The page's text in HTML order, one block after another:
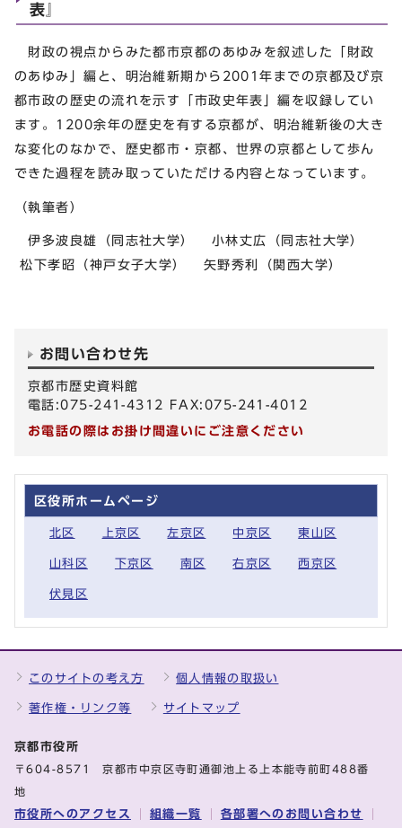
表』
財政の視点からみた都市京都のあゆみを叙述した「財政
のあゆみ」編と、明治維新期から2001年までの京都及び京
都市政の歴史の流れを示す「市政史年表」編を収録してい
ます。1200余年の歴史を有する京都が、明治維新後の大き
な変化のなかで、歴史都市・京都、世界の京都として歩ん
できた過程を読み取っていただける内容となっています。
（執筆者）
伊多波良雄（同志社大学） 小林丈広（同志社大学）
松下孝昭（神戸女子大学） 矢野秀利（関西大学）
お問い合わせ先
京都市歴史資料館
電話:075-241-4312 FAX:075-241-4012
お電話の際はお掛け間違いにご注意ください
区役所ホームページ
北区 上京区 左京区 中京区 東山区
山科区 下京区 南区 右京区 西京区
伏見区
このサイトの考え方 個人情報の取扱い
著作権・リンク等 サイトマップ
京都市役所
〒604-8571 京都市中京区寺町通御池上る上本能寺前町488番
地
市役所へのアクセス 組織一覧 各部署へのお問い合わせ